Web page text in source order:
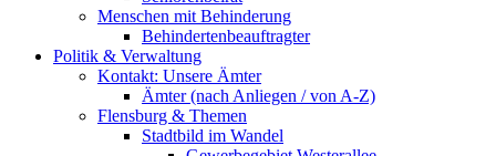
Menschen mit Behinderung
Behindertenbeauftragter
Politik & Verwaltung
Kontakt: Unsere Ämter
Ämter (nach Anliegen / von A-Z)
Flensburg & Themen
Stadtbild im Wandel